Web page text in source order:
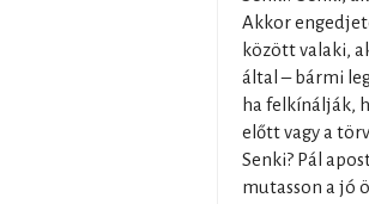
Akkor
között valaki,
által – bármi
ha felkínálják,
előtt vagy a
Senki? Pál
mutasson a jó